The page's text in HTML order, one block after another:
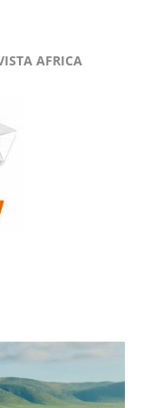
AFRICA